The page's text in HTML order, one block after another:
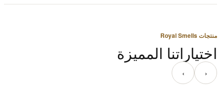
منتجات Royal Smells
اختياراتنا المميزة
‹ ›